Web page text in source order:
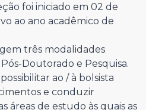
foi iniciado em 02 de
ao ano acadêmico de
três modalidades
Doutorado e Pesquisa.
ao / à bolsista
e conduzir
áreas de estudo às quais as